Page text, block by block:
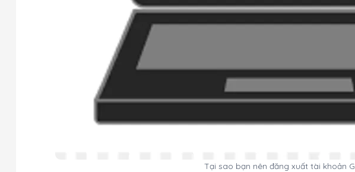
Tại sao bạn nên đăng xuất tài khoản